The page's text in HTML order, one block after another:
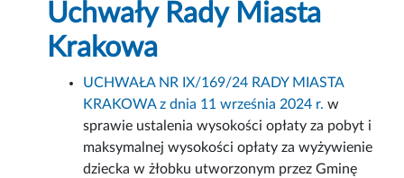
Uchwały Rady Miasta
Krakowa
UCHWAŁA NR IX/169/24 RADY MIASTA
KRAKOWA z dnia 11 września 2024 r.w
sprawie ustalenia wysokości opłaty za pobyt i
maksymalnej wysokości opłaty za wyżywienie
dziecka w żłobku utworzonym przez Gminę